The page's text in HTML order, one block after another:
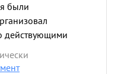
были
действующими
Польше 8.
находились в